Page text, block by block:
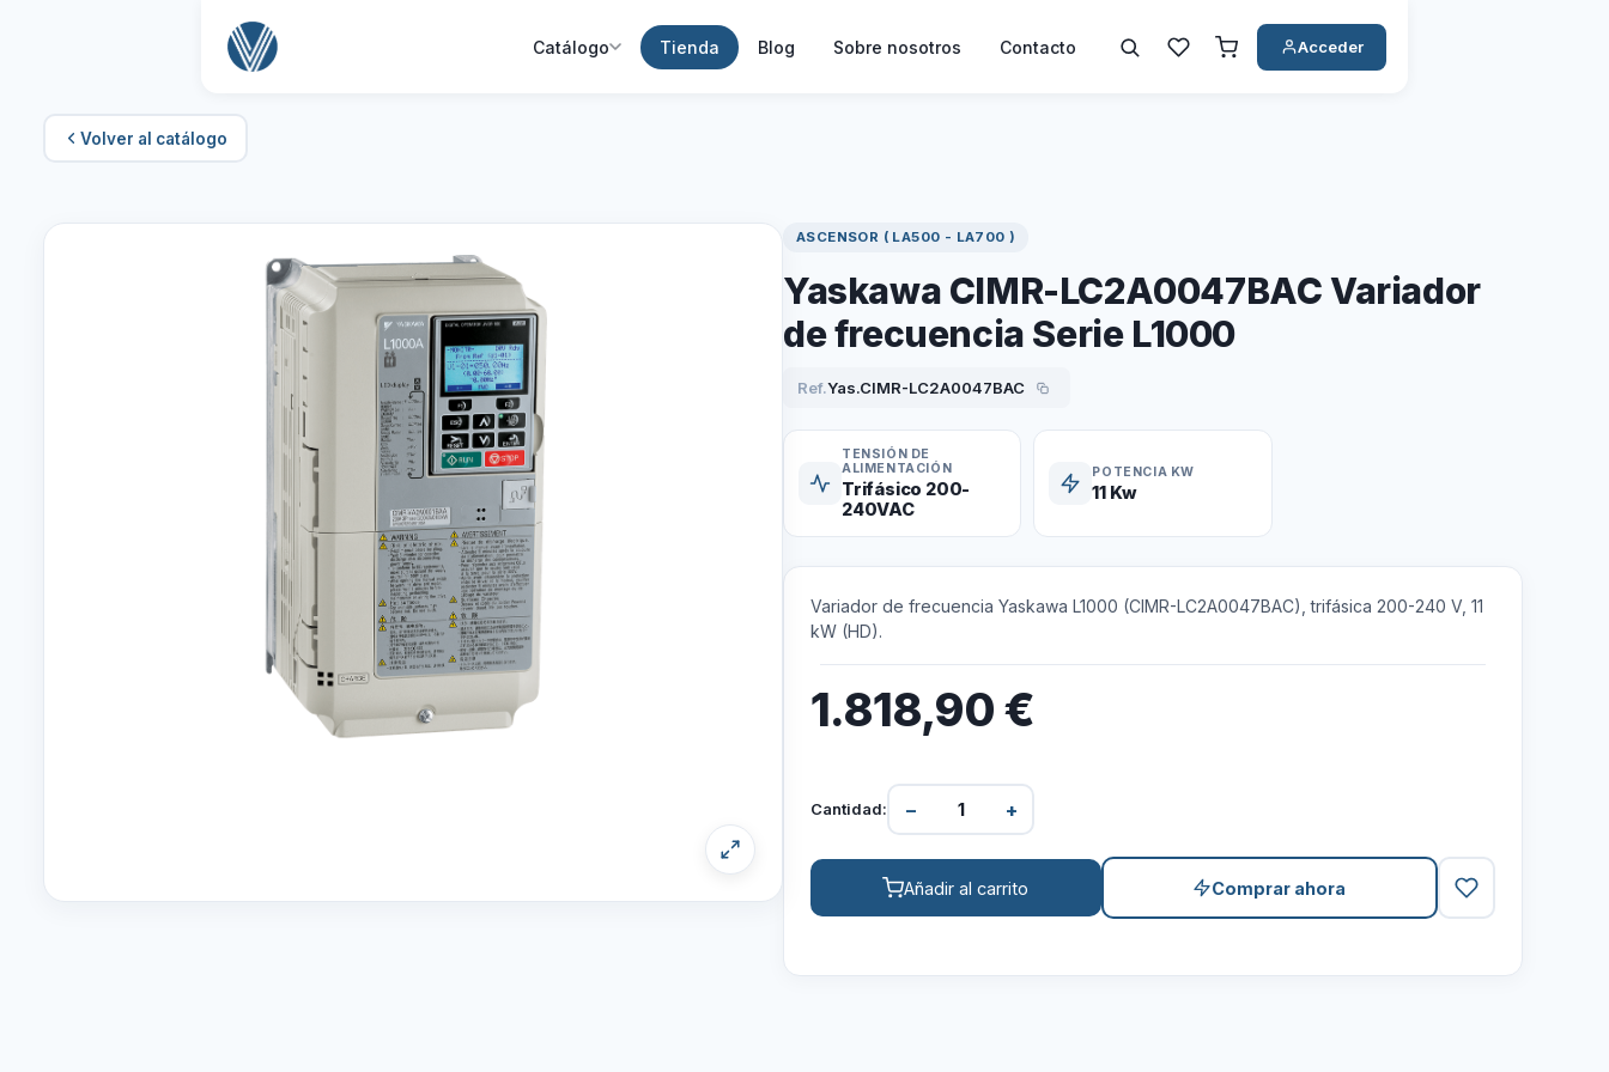
Catálogo Tienda Blog Sobre nosotros Contacto Acceder
Volver al catálogo
ASCENSOR ( LA500 - LA700 )
Yaskawa CIMR-LC2A0047BAC Variador
de frecuencia Serie L1000
Ref.Yas.CIMR-LC2A0047BAC
TENSIÓN DE
ALIMENTACIÓN
Trifásico 200-
240VAC
POTENCIA KW
11 Kw
Variador de frecuencia Yaskawa L1000 (CIMR-LC2A0047BAC), trifásica 200-240 V, 11
kW (HD).
1.818,90€
Cantidad: − +
Añadir al carrito Comprar ahora